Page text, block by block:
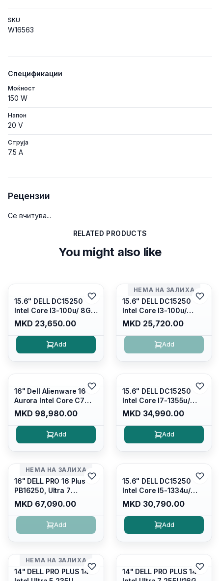
SKU
W16563
Спецификации
Моќност
150 W
Напон
20 V
Струја
7.5 A
Рецензии
Се вчитува...
RELATED PRODUCTS
You might also like
15.6" DELL DC15250
Intel Core I3-100u/ 8GB
DDR4/ 512GB SSD M.2/
Iris Xe Graphics/ 120Hz
Anti-glare LED Display/
Backlit Kb/ Platinum
MKD 23,650.00
Add
НЕМА НА ЗАЛИХА
15.6" DELL DC15250
Intel Core I3-100u/
16GB DDR4/ 512GB SSD
M.2/ Iris Xe Graphics/
120Hz Anti-glare LED
Display/ Backlit Kb/
MKD 25,720.00
Add
16" Dell Alienware 16
Aurora Intel Core C7
240H /16GB RAM DDR5
5600mhz/ 1TB SSD M.2
Nvme/rtx4050 6GB/
Wqxga(2560x1600)
Win 11 Home/
MKD 98,980.00
Add
15.6" DELL DC15250
Intel Core I7-1355u/
16GB DDR4 / 512GB SSD
M.2 2230/ Intel UHD
Graphics/ 120Hz Anti-
glare FULLHD LED
MKD 34,990.00
Add
НЕМА НА ЗАЛИХА
16" DELL PRO 16 Plus
PB16250, Ultra 7
265U/16GB RAM (1x
16GB) 5600 Mhz DDR5/
512GB SSD M.2 Nvme/
/cam+mic,bt/backlit KB
MKD 67,090.00
Add
15.6" DELL DC15250
Intel Core I5-1334u/
16GB DDR4 (1x16gb
2666mhz)/ 512GB SSD
M.2 Nvme/ Intel UHD
Graphics/ 120Hz Anti-
MKD 30,790.00
Add
НЕМА НА ЗАЛИХА
14" DELL PRO PLUS 14
14" DELL PRO PLUS 14